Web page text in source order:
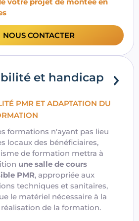
NOUS CONTACTER
et handicap
PMR ET ADAPTATION DU
formations n'ayant pas lieu
locaux des bénéficiaires,
de formation mettra à
une salle de cours
PMR, appropriée aux
techniques et sanitaires,
le matériel nécessaire à la
de la formation.